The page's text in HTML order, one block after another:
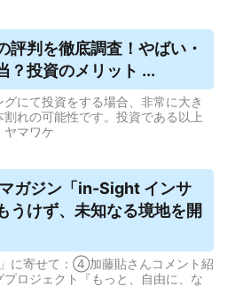
評判を徹底調査！やばい・
？投資のメリット ...
グにて投資をする場合、非常に大き
れの可能性です。投資である以上
ヤマワケ
ガジン「in-Sight インサ
うけず、未知なる境地を開
に寄せて：④加藤貼さんコメント紹
プロジェクト『もっと、自由に、な